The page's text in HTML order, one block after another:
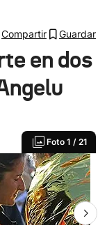
Compartir Guardar
en dos
Foto 1 / 21